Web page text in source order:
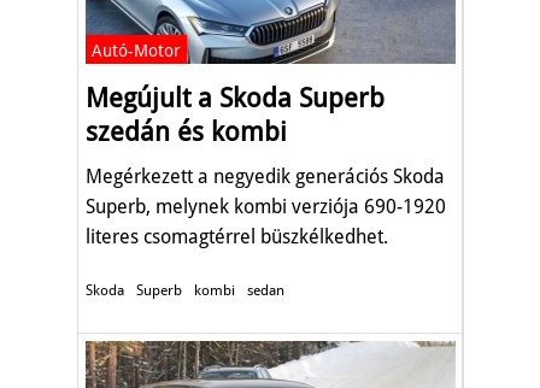
Autó-Motor
Megújult a Skoda Superb
szedán és kombi
Megérkezett a negyedik generációs Skoda
Superb, melynek kombi verziója 690-1920
literes csomagtérrel büszkélkedhet.
Skoda Superb kombi sedan